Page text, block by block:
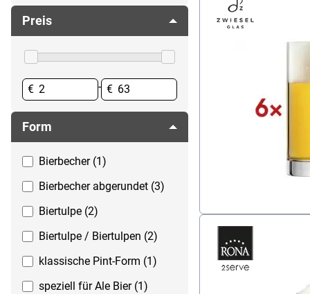
Kaffeegeschirr
Kochen
Küchenhelfer
Tischdeko
To-go Verpackungen
Whiskygläser
Preis
€ - €
Form
Bierbecher (1)
Bierbecher abgerundet (3)
Biertulpe (2)
Biertulpe / Biertulpen (2)
klassische Pint-Form (1)
speziell für Ale Bier (1)